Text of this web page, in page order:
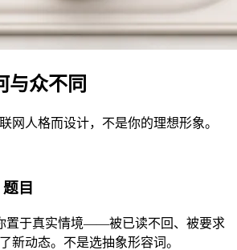
与众不同
网人格而设计，不是你的理想形象。
目
置于真实情境——被已读不回、被要求
新动态。不是选抽象形容词。